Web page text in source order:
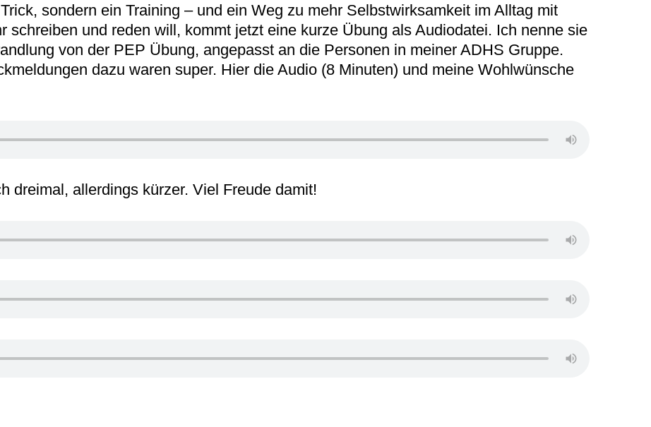
sondern ein Training – und ein Weg zu mehr Selbstwirksamkeit im Alltag mit
schreiben und reden will, kommt jetzt eine kurze Übung als Audiodatei. Ich nenne sie
von der PEP Übung, angepasst an die Personen in meiner ADHS Gruppe.
dazu waren super. Hier die Audio (8 Minuten) und meine Wohlwünsche
dreimal, allerdings kürzer. Viel Freude damit!